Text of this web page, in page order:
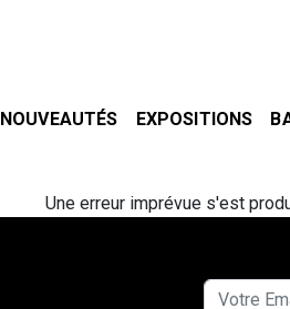
NOUVEAUTÉS EXPOSITIONS
Une erreur imprévue s'est